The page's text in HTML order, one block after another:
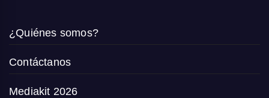
¿Quiénes somos?
Contáctanos
Mediakit 2026